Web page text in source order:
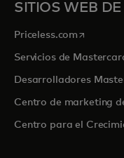
SITIOS WEB
Priceless.com se abre
Servicios de
Desarrolladores
Centro de marketing
Centro para el